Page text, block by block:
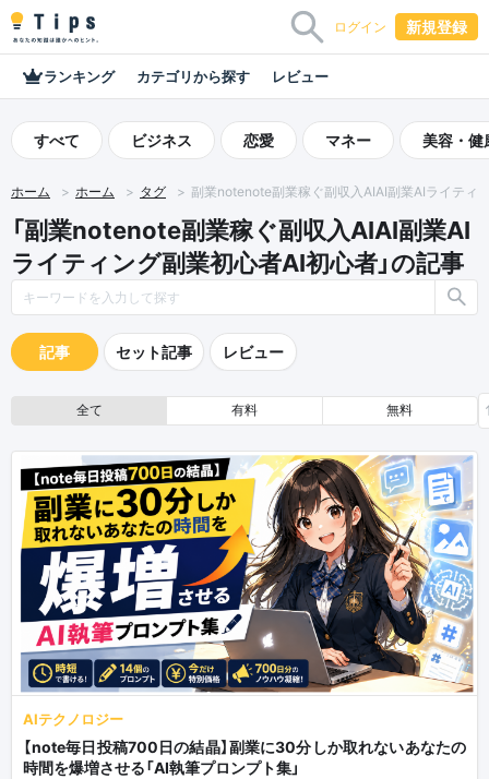
ログイン 新規登録
ランキング カテゴリから探す レビュー
すべて ビジネス 恋愛 マネー 美容・健
ホーム ホーム タグ 副業notenote副業稼ぐ副収入AIAI副業AIライティ
「副業notenote副業稼ぐ副収入AIAI副業AI
ライティング副業初心者AI初心者」の記事
記事 セット記事 レビュー
全て 有料 無料
AIテクノロジー
【note毎日投稿700日の結晶】副業に30分しか取れないあなたの
時間を爆増させる「AI執筆プロンプト集」